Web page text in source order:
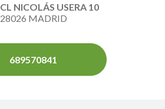
CL NICOLÁS USERA 10
28026 MADRID
689570841